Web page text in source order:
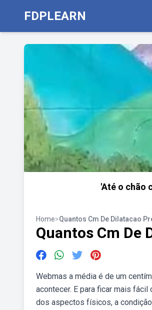
FDPLEARN
'Até o chão
Home>Quantos Cm De Dilatacao
Quantos Cm De
Webmas a média é de um
acontecer. E para ficar mais
dos aspectos físicos, a